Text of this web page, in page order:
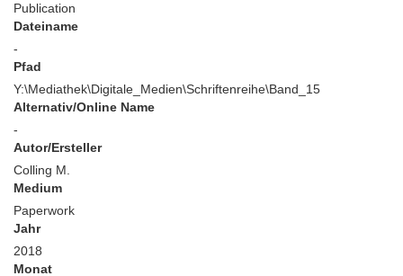
Publication
Dateiname
-
Pfad
Y:\Mediathek\Digitale_Medien\Schriftenreihe\Band_15
Alternativ/Online Name
-
Autor/Ersteller
Colling M.
Medium
Paperwork
Jahr
2018
Monat